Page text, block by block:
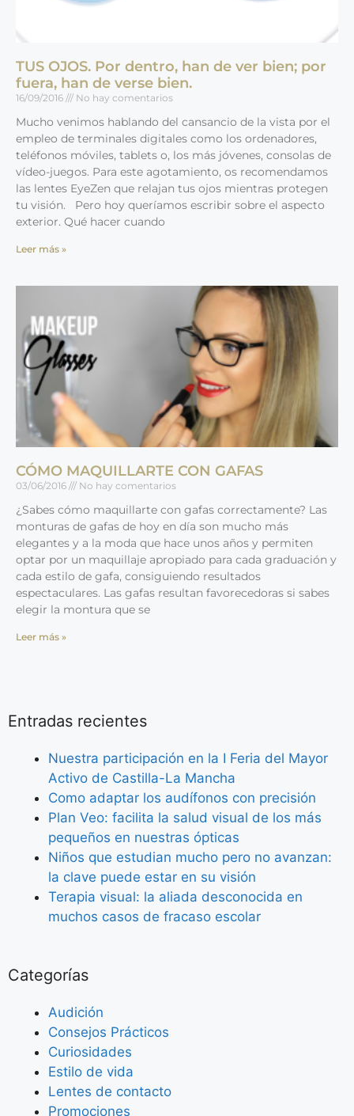
TUS OJOS. Por dentro, han de ver bien; por
fuera, han de verse bien.
16/09/2016 No hay comentarios
Mucho venimos hablando del cansancio de la vista por el
empleo de terminales digitales como los ordenadores,
teléfonos móviles, tablets o, los más jóvenes, consolas de
vídeo-juegos. Para este agotamiento, os recomendamos
las lentes EyeZen que relajan tus ojos mientras protegen
tu visión. Pero hoy queríamos escribir sobre el aspecto
exterior. Qué hacer cuando
Leer más »
CÓMO MAQUILLARTE CON GAFAS
03/06/2016 No hay comentarios
¿Sabes cómo maquillarte con gafas correctamente? Las
monturas de gafas de hoy en día son mucho más
elegantes y a la moda que hace unos años y permiten
optar por un maquillaje apropiado para cada graduación y
cada estilo de gafa, consiguiendo resultados
espectaculares. Las gafas resultan favorecedoras si sabes
elegir la montura que se
Leer más »
Entradas recientes
Nuestra participación en la I Feria del Mayor
Activo de Castilla-La Mancha
Como adaptar los audífonos con precisión
Plan Veo: facilita la salud visual de los más
pequeños en nuestras ópticas
Niños que estudian mucho pero no avanzan:
la clave puede estar en su visión
Terapia visual: la aliada desconocida en
muchos casos de fracaso escolar
Categorías
Audición
Consejos Prácticos
Curiosidades
Estilo de vida
Lentes de contacto
Promociones